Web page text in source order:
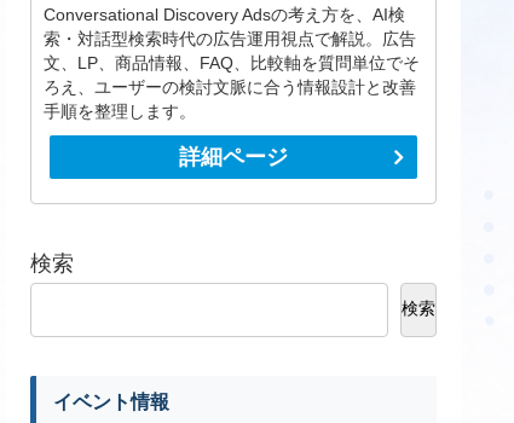
Conversational Discovery Adsの考え方を、AI検
索・対話型検索時代の広告運用視点で解説。広告
文、LP、商品情報、FAQ、比較軸を質問単位でそ
ろえ、ユーザーの検討文脈に合う情報設計と改善
手順を整理します。
詳細ページ
検索
検索
イベント情報